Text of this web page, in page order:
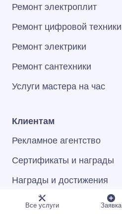
Ремонт электроплит
Ремонт цифровой техники
Ремонт электрики
Ремонт сантехники
Услуги мастера на час
Клиентам
Рекламное агентство
Сертификаты и награды
Награды и достижения
Программа лояльности
Все услуги Заявка